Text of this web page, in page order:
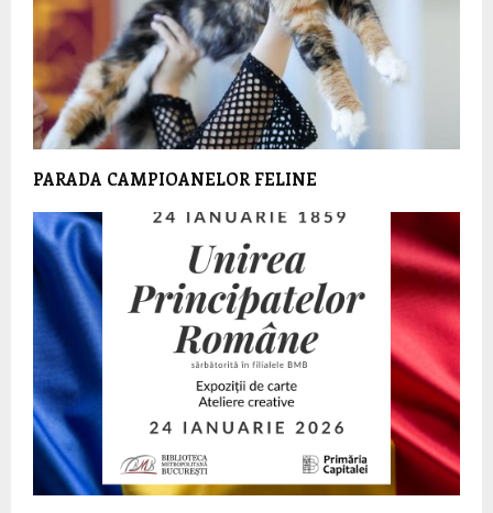
PARADA CAMPIOANELOR FELINE